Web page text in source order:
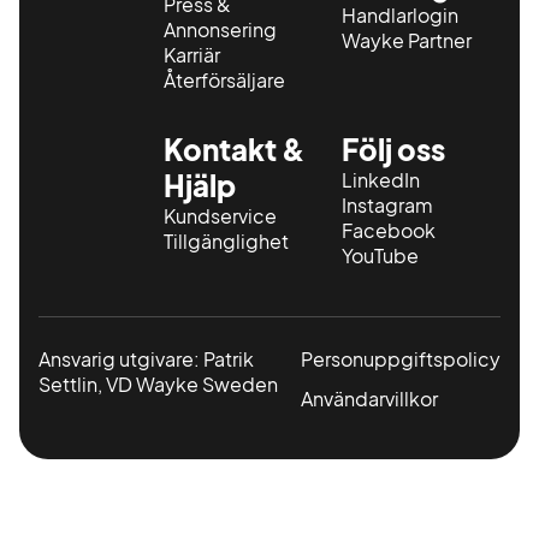
Annonsering
Karriär
Återförsäljare
Handlarlogin
Wayke Partner
Kontakt &
Hjälp
Kundservice
Tillgänglighet
Följ oss
LinkedIn
Instagram
Facebook
YouTube
Ansvarig utgivare: Patrik
Settlin, VD Wayke Sweden
Personuppgiftspolicy
Användarvillkor